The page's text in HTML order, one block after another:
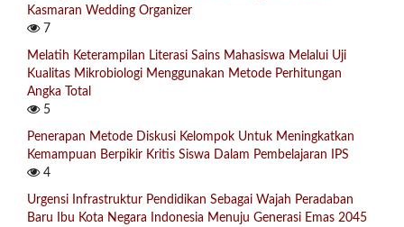
Kasmaran Wedding Organizer
7
Melatih Keterampilan Literasi Sains Mahasiswa Melalui Uji
Kualitas Mikrobiologi Menggunakan Metode Perhitungan
Angka Total
5
Penerapan Metode Diskusi Kelompok Untuk Meningkatkan
Kemampuan Berpikir Kritis Siswa Dalam Pembelajaran IPS
4
Urgensi Infrastruktur Pendidikan Sebagai Wajah Peradaban
Baru Ibu Kota Negara Indonesia Menuju Generasi Emas 2045